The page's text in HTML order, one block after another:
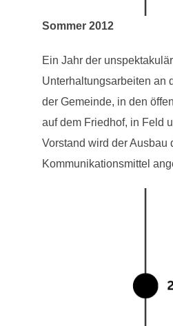
Sommer 2012
Ein Jahr der
Unterhaltungsarbeiten an
der Gemeinde, in den
auf dem Friedhof, in Feld
Vorstand wird der Ausbau
Kommunikationsmittel